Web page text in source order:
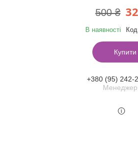
500 ₴
В наявності
Купити
+380 (95) 242-
Менеджер